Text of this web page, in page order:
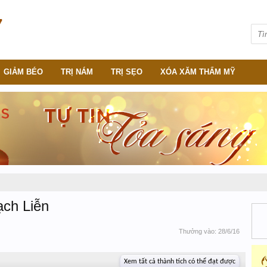
Liễn
Thưởng vào: 28/6/16
Xem tất cả thành tích có thể đạt được
GIẢM BÉO TRỊ NÁM TRỊ SẸO XÓA XĂM THẨM MỸ